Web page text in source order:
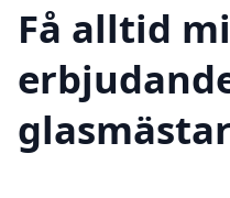
Få alltid